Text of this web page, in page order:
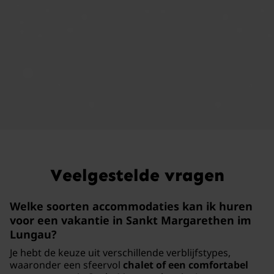
Veelgestelde vragen
Welke soorten accommodaties kan ik huren
voor een vakantie in Sankt Margarethen im
Lungau?
Je hebt de keuze uit verschillende verblijfstypes,
waaronder een sfeervol chalet of een comfortabel